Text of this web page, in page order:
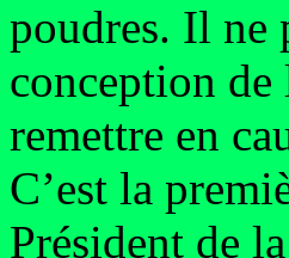
poudres. Il ne
conception
remettre en
C’est la
Président de